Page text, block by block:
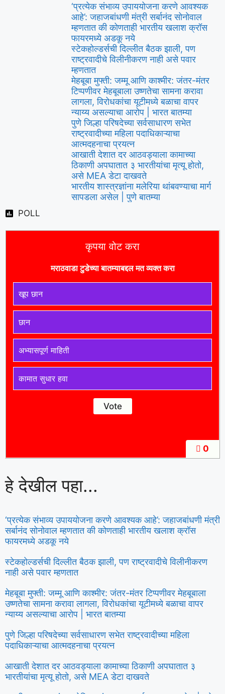
‘प्रत्येक संभाव्य उपाययोजना करणे आवश्यक
आहे’: जहाजबांधणी मंत्री सर्बानंद सोनोवाल
म्हणतात की कोणताही भारतीय खलाश क्रॉस
फायरमध्ये अडकू नये
स्टेकहोल्डर्सची दिल्लीत बैठक झाली, पण
राष्ट्रवादीचे विलीनीकरण नाही असे पवार
म्हणतात
मेहबूबा मुफ्ती: जम्मू आणि काश्मीर: जंतर-मंतर
टिप्पणीवर मेहबूबाला उष्णतेचा सामना करावा
लागला, विरोधकांचा यूटीमध्ये बळाचा वापर
न्याय्य असल्याचा आरोप | भारत बातम्या
पुणे जिल्हा परिषदेच्या सर्वसाधारण सभेत
राष्ट्रवादीच्या महिला पदाधिकाऱ्याचा
आत्मदहनाचा प्रयत्न
आखाती देशात दर आठवड्याला कामाच्या
ठिकाणी अपघातात ३ भारतीयांचा मृत्यू होतो,
असे MEA डेटा दाखवते
भारतीय शास्त्रज्ञांना मलेरिया थांबवण्याचा मार्ग
सापडला असेल | पुणे बातम्या
POLL
0
कृपया वोट करा
मराठवाडा टुडेच्या बातम्याबद्दल मत व्यक्त करा
खूप छान
छान
अभ्यासपूर्ण माहिती
कामात सुधार हवा
हे देखील पहा...
‘प्रत्येक संभाव्य उपाययोजना करणे आवश्यक आहे’: जहाजबांधणी मंत्री
सर्बानंद सोनोवाल म्हणतात की कोणताही भारतीय खलाश क्रॉस
फायरमध्ये अडकू नये
स्टेकहोल्डर्सची दिल्लीत बैठक झाली, पण राष्ट्रवादीचे विलीनीकरण
नाही असे पवार म्हणतात
मेहबूबा मुफ्ती: जम्मू आणि काश्मीर: जंतर-मंतर टिप्पणीवर मेहबूबाला
उष्णतेचा सामना करावा लागला, विरोधकांचा यूटीमध्ये बळाचा वापर
न्याय्य असल्याचा आरोप | भारत बातम्या
पुणे जिल्हा परिषदेच्या सर्वसाधारण सभेत राष्ट्रवादीच्या महिला
पदाधिकाऱ्याचा आत्मदहनाचा प्रयत्न
आखाती देशात दर आठवड्याला कामाच्या ठिकाणी अपघातात ३
भारतीयांचा मृत्यू होतो, असे MEA डेटा दाखवते